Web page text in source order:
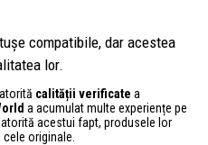
compatibile, dar acestea
lor.
calității verificate a
a acumulat multe experiențe pe
acestui fapt, produsele lor
cele originale.